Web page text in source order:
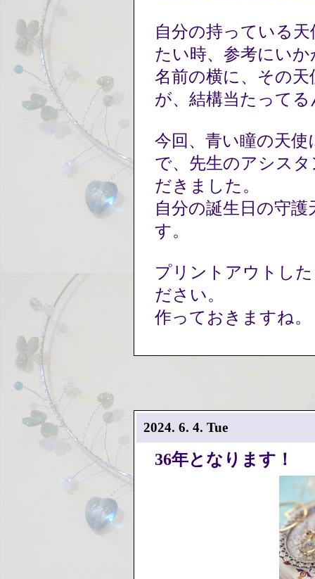
自分の持っている
たい時、参考にい
名前の横に、その
が、結構当たって
今回、青い瞳の天
で、先生のアシス
だきました。
自分の誕生日の守
す。
プリントアウトし
ださい。
作っておきますね。
2024. 6. 4. Tue
36年となります！